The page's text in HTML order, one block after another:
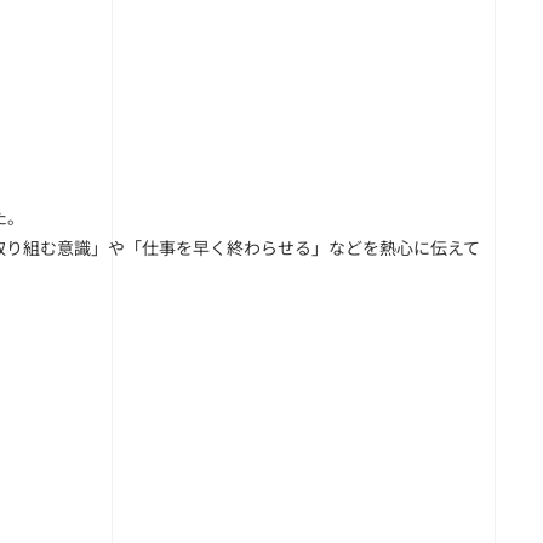
組む意識」や「仕事を早く終わらせる」などを熱心に伝えて